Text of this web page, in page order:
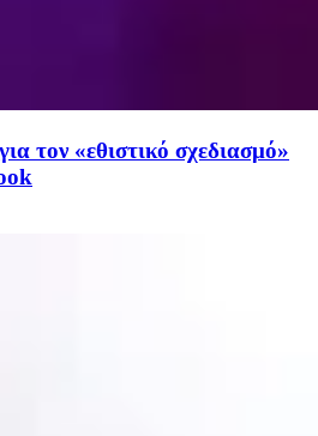
τον «εθιστικό σχεδιασμό»